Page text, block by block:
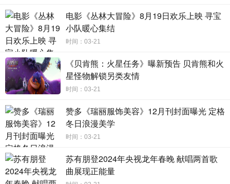
电影《丛林大冒险》8月19日欢乐上映 寻宝
小队暖心集结
时间：03-21
《贝肯熊：火星任务》曝新预告 贝肯熊和火
星怪物解锁另类友情
时间：03-21
赞多《瑞丽服饰美容》12月刊封面曝光 定格
冬日浪漫美学
时间：03-21
苏有朋登2024年央视龙年春晚 献唱两首歌
曲展现正能量